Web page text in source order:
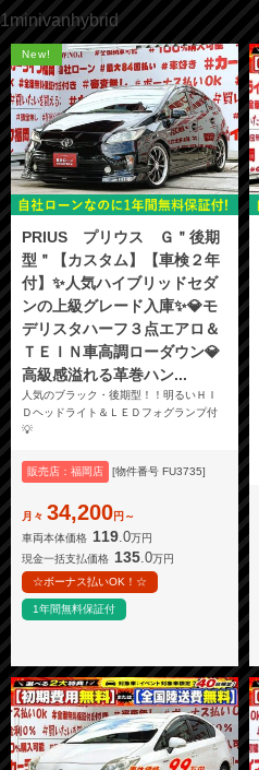
1minivanhybrid
New!
PRIUS プリウス Ｇ＂後期
型＂【カスタム】【車検２年
付】✨人気ハイブリッドセダ
ンの上級グレード入庫✨💎モ
デリスタハーフ３点エアロ＆
ＴＥＩＮ車高調ローダウン💎
高級感溢れる革巻ハン...
人気のブラック・後期型！！明るいＨＩ
Ｄヘッドライト＆ＬＥＤフォグランプ付
💡
販売店：福岡店 [物件番号 FU3735]
月々 34,200円～
車両本体価格 119.0万円
現金一括支払価格 135 .0万円
☆ボーナス払いOK！☆
1年間無料保証付